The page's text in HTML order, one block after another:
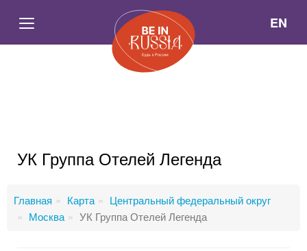
EN
УК Группа Отелей Легенда
Главная Карта
Центральный федеральный округ
Москва
УК Группа Отелей Легенда